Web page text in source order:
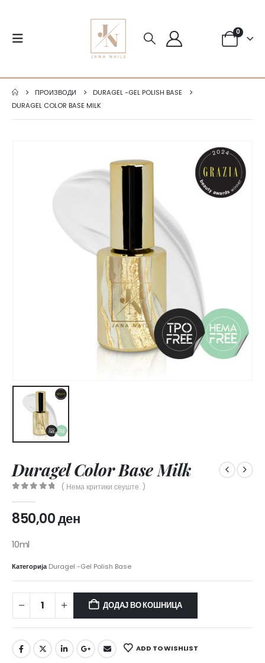
0
ПРОИЗВОДИ
DURAGEL -GEL POLISH BASE
DURAGEL COLOR BASE MILK
Duragel Color Base Milk
( Нема критики сеуште. )
850,00ден
10ml
КатегоријаDuragel -Gel Polish Base
ДОДАЈ ВО КОШНИЦА
ADD TO WISHLIST